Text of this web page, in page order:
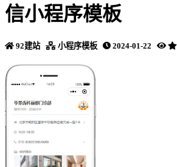
信小程序模板
92建站 小程序模板 2024-01-22